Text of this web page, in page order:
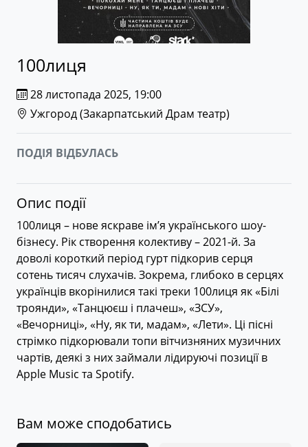
100лиця
28 листопада 2025, 19:00
Ужгород (Закарпатський Драм театр)
ПОДІЯ ВІДБУЛАСЬ
Опис події
100лиця – нове яскраве ім’я українського шоу-
бізнесу. Рік створення колективу – 2021-й. За
доволі короткий період гурт підкорив серця
сотень тисяч слухачів. Зокрема, глибоко в серцях
українців вкорінилися такі треки 100лиця як «Білі
троянди», «Танцюєш і плачеш», «ЗСУ»,
«Вечорниці», «Ну, як ти, мадам», «Лети». Ці пісні
стрімко підкорювали топи вітчизняних музичних
чартів, деякі з них займали лідируючі позиції в
Apple Music та Spotify.
Вам може сподобатись